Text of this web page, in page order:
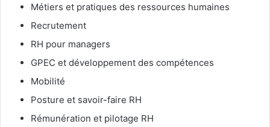
Métiers et pratiques des ressources humaines
Recrutement
RH pour managers
GPEC et développement des compétences
Mobilité
Posture et savoir-faire RH
Rémunération et pilotage RH